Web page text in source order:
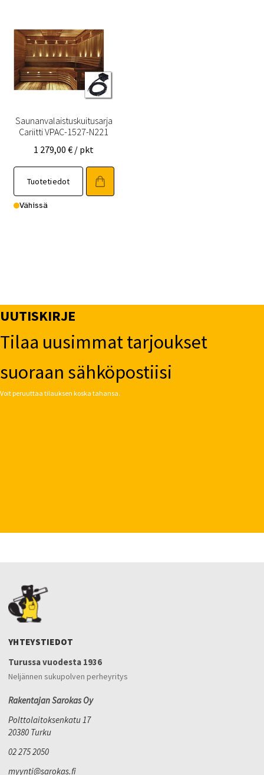
Saunanvalaistuskuitusarja
Cariitti VPAC-1527-N221
1 279,00€ / pkt
Tuotetiedot
Vähissä
UUTISKIRJE
Tilaa uusimmat tarjoukset
suoraan sähköpostiisi
Voit peruuttaa tilauksen koska tahansa.
YHTEYSTIEDOT
Turussa vuodesta 1936
Neljännen sukupolven perheyritys
Rakentajan Sarokas Oy
Polttolaitoksenkatu 17
20380 Turku
02 275 2050
myynti@sarokas.fi